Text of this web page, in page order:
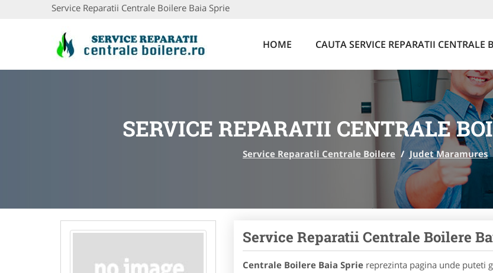
Service Reparatii Centrale Boilere Baia Sprie
HOME CAUTA SERVICE REPARATII CENTRALE
SERVICE REPARATII CENTRALE
Service Reparatii Centrale Boilere / Judet Maramures
Service Reparatii Centrale Boilere
Centrale Boilere Baia Spriereprezinta pagina unde puteti